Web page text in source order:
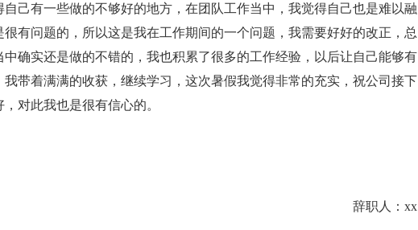
己有一些做的不够好的地方，在团队工作当中，我觉得自己也是难以融
有问题的，所以这是我在工作期间的一个问题，我需要好好的改正，总
确实还是做的不错的，我也积累了很多的工作经验，以后让自己能够有
带着满满的收获，继续学习，这次暑假我觉得非常的充实，祝公司接下
对此我也是很有信心的。
辞职人：xx